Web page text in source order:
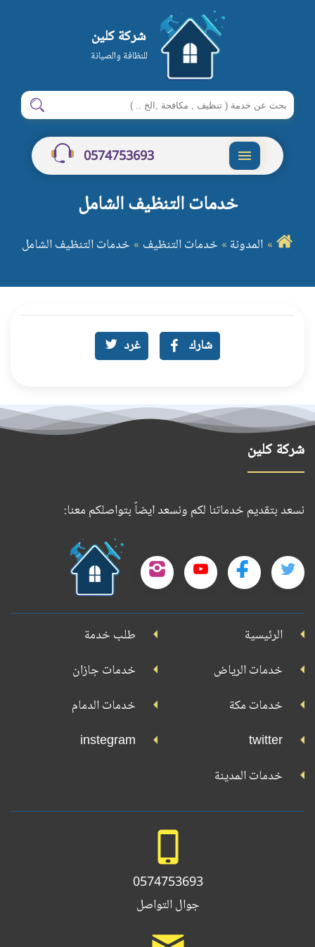
شركة كلين
للنظافة والصيانة
ابحث
في
شركة
كلين
ابحث
0574753693
خدمات التنظيف الشامل
المدونة خدمات التنظيف خدمات التنظيف الشامل
شارك غرد
شركة كلين
نسعد بتقديم خدماتنا لكم ونسعد ايضاً بتواصلكم معنا:
تابعنا
تويتر
تابعنا
تابعنا
تابعنا
إنستجرام
جوجل
الرئيسية
طلب خدمة
خدمات الرياض
خدمات جازان
خدمات مكة
خدمات الدمام
twitter
instegram
خدمات المدينة
0574753693
جوال التواصل